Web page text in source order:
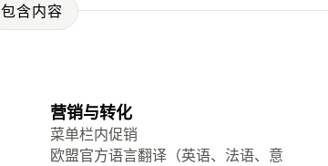
包含内容
营销与转化
菜单栏内促销
欧盟官方语言翻译（英语、法语、意